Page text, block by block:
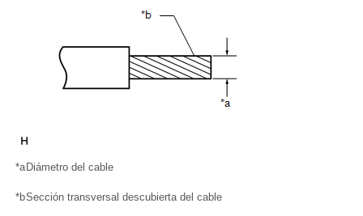
*a Diámetro del cable
*bSección transversal descubierta del cable